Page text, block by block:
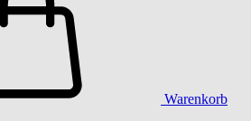
Warenkorb